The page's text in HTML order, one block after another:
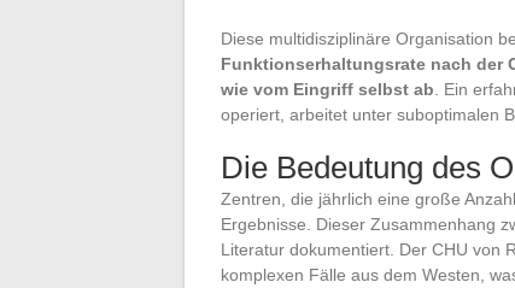
Diese multidisziplinäre Organisation
Funktionserhaltungsrate nach der
wie vom Eingriff selbst ab . Ein
operiert, arbeitet unter suboptimalen
Die Bedeutung des
Zentren, die jährlich eine große
Ergebnisse. Dieser Zusammenhang
Literatur dokumentiert. Der CHU von
komplexen Fälle aus dem Westen,